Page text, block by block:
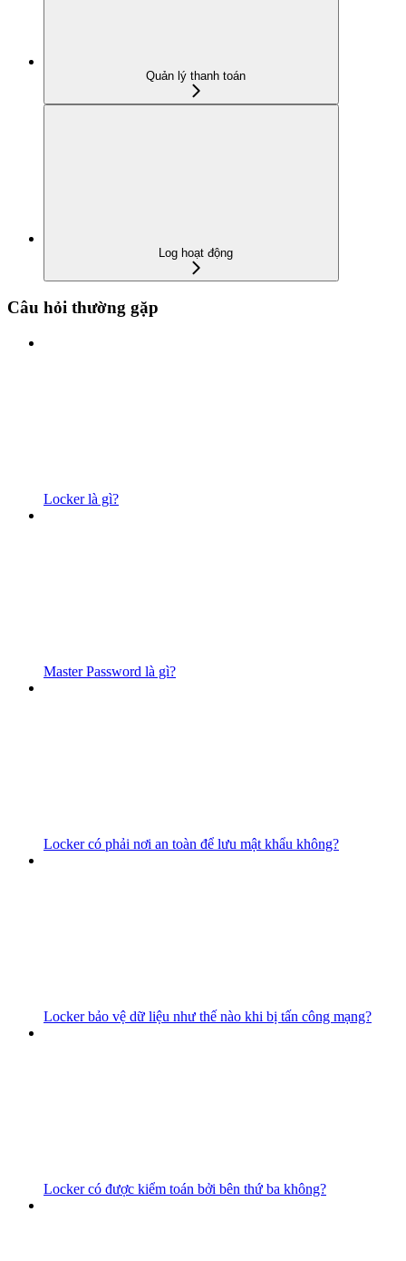
Quản lý thanh toán
Log hoạt động
Câu hỏi thường gặp
Locker là gì?
Master Password là gì?
Locker có phải nơi an toàn để lưu mật khẩu không?
Locker bảo vệ dữ liệu như thế nào khi bị tấn công mạng?
Locker có được kiểm toán bởi bên thứ ba không?